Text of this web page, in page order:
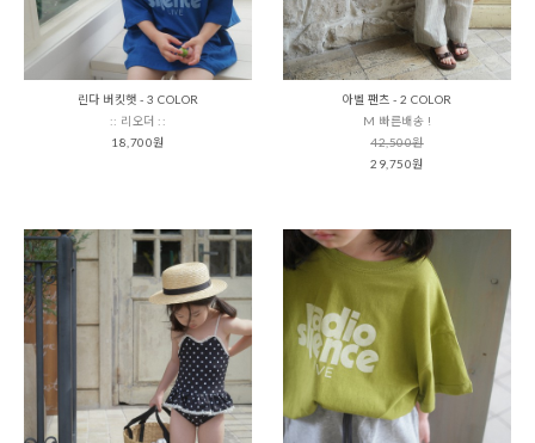
린다 버킷햇 - 3 COLOR
:: 리오더 ::
18,700원
아벨 팬츠 - 2 COLOR
M 빠른배송 !
42,500원
29,750원